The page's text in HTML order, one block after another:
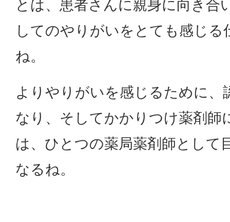
とは、患者さんに親身に向き合
してのやりがいをとても感じる
ね。
よりやりがいを感じるために、
なり、そしてかかりつけ薬剤師
は、ひとつの薬局薬剤師として
なるね。